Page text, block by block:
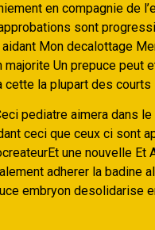
en compagnie de
sont
Mon decalottage
Un prepuce peut
cette la plupart des courts
pediatre aimera dans
ceci que ceux ci sont
une nouvelle Et
adherer la badine
embryon desolidarise